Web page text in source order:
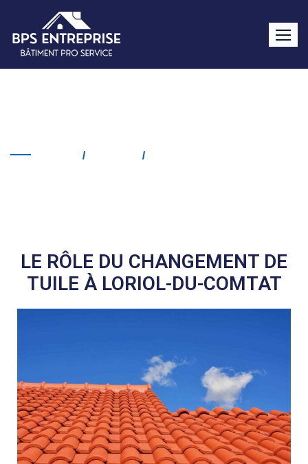
LE RÔLE DU CHANGEMENT DE
TUILE À LORIOL-DU-COMTAT